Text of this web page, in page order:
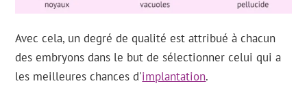
Avec cela, un degré de qualité est attribué à chacun
des embryons dans le but de sélectionner celui qui a
les meilleures chances d'implantation.